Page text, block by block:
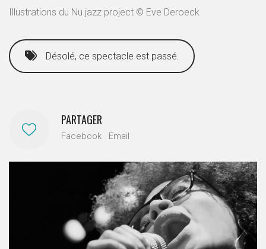
Illustrations du Nu jazz project © Eve Deroeck
Désolé, ce spectacle est passé.
PARTAGER
Facebook Email